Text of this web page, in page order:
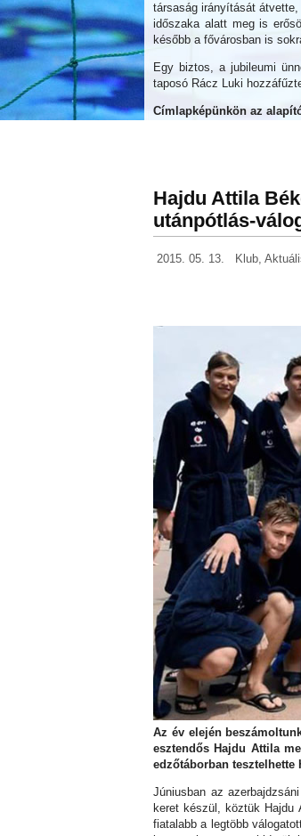
társaság irányítását
időszaka alatt meg is
később a fővárosban is
Egy biztos, a jubileumi
taposó Rácz Luki
Címlapképünkön az
Hajdu Attila
utánpótlás-
2015. 05. 13. Klub,
Az év elején
esztendős Hajdu Attila
edzőtáborban
Júniusban az
keret készül, köztük
fiatalabb a legtöbb